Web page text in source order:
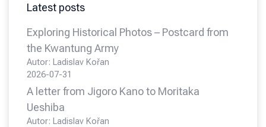
Latest posts
Exploring Historical Photos – Postcard from
the Kwantung Army
Autor: Ladislav Kořan
2026-07-31
A letter from Jigoro Kano to Moritaka
Ueshiba
Autor: Ladislav Kořan